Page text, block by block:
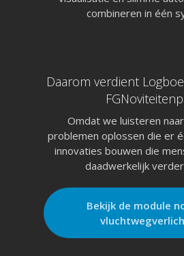
combineren in één
Daarom verdient
Omdat we luisteren
problemen oplossen die er
innovaties bouwen die
daadwerkelijk
Bekijk de module